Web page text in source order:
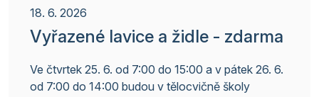
18. 6. 2026
Vyřazené lavice a židle - zdarma
Ve čtvrtek 25. 6. od 7:00 do 15:00 a v pátek 26. 6.
od 7:00 do 14:00 budou v tělocvičně školy